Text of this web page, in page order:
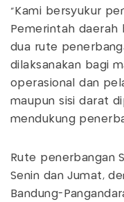
“Kami bersyukur
Pemerintah daerah
dua rute
dilaksanakan bagi
operasional dan
maupun sisi darat
mendukung
Rute penerbangan
Senin dan Jumat,
Bandung-